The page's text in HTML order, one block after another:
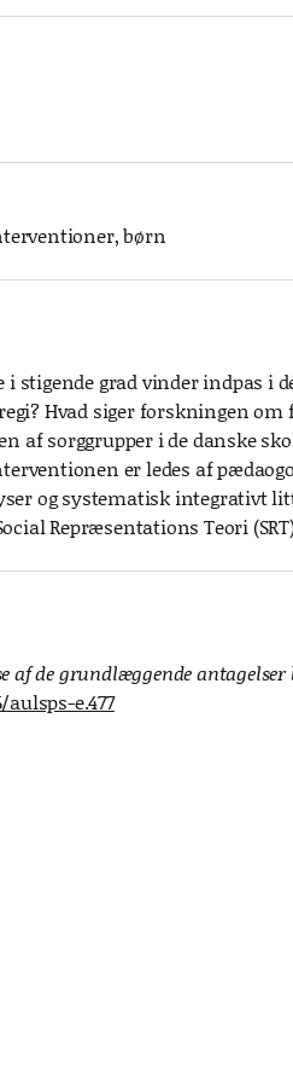
børn
stigende grad vinder indpas i
Hvad siger forskningen
af sorggrupper i de danske
er ledes af
og systematisk integrativt
Repræsentations Teori
af de grundlæggende
e.477